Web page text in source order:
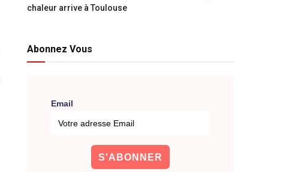
chaleur arrive à Toulouse
Abonnez Vous
Email